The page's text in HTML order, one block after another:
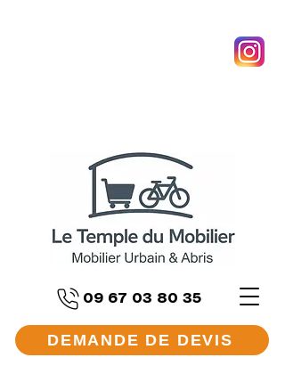
09 67 03 80 35
DEMANDE DE DEVIS